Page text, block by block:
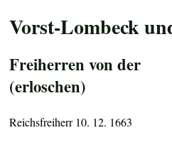
Vorst-Lombeck
Freiherren von der
(erloschen)
Reichsfreiherr 10. 12. 1663